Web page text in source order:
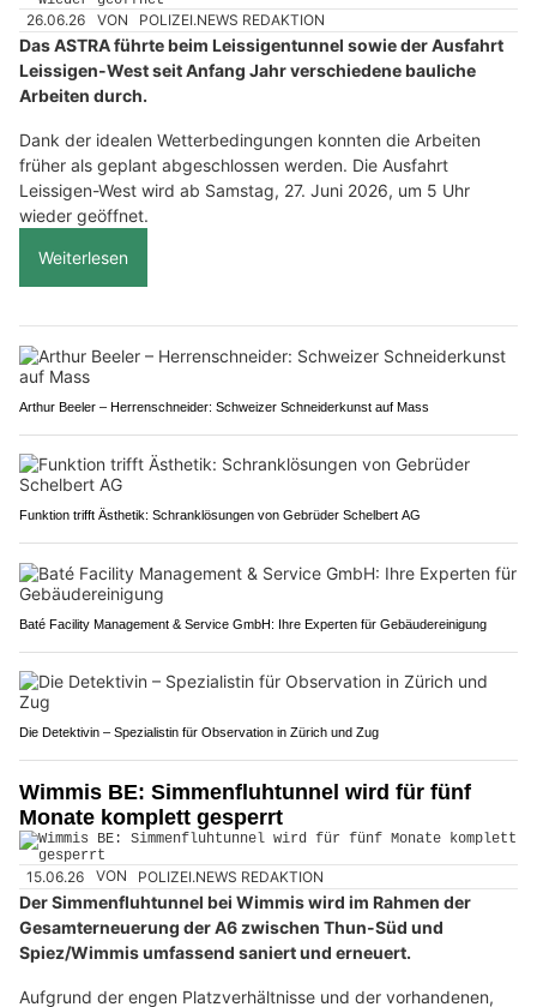
26.06.26 VON POLIZEI.NEWS REDAKTION
Das ASTRA führte beim Leissigentunnel sowie der Ausfahrt
Leissigen-West seit Anfang Jahr verschiedene bauliche
Arbeiten durch.
Dank der idealen Wetterbedingungen konnten die Arbeiten
früher als geplant abgeschlossen werden. Die Ausfahrt
Leissigen-West wird ab Samstag, 27. Juni 2026, um 5 Uhr
wieder geöffnet.
Weiterlesen
Arthur Beeler – Herrenschneider: Schweizer Schneiderkunst auf Mass
Funktion trifft Ästhetik: Schranklösungen von Gebrüder Schelbert AG
Baté Facility Management & Service GmbH: Ihre Experten für Gebäudereinigung
Die Detektivin – Spezialistin für Observation in Zürich und Zug
Wimmis BE: Simmenfluhtunnel wird für fünf
Monate komplett gesperrt
15.06.26 VON POLIZEI.NEWS REDAKTION
Der Simmenfluhtunnel bei Wimmis wird im Rahmen der
Gesamterneuerung der A6 zwischen Thun-Süd und
Spiez/Wimmis umfassend saniert und erneuert.
Aufgrund der engen Platzverhältnisse und der vorhandenen,